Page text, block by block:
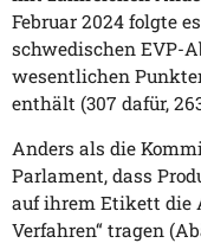
Februar 2024 folgte
schwedischen EVP-
wesentlichen
enthält (307 dafür,
Anders als die
Parlament, dass
auf ihrem Etikett die
Verfahren“ tragen